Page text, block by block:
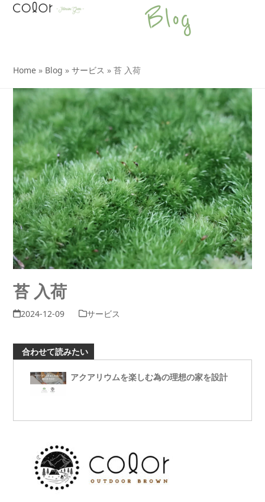
SkipOpen
Close
Blog
Home » Blog »サービス »苔 入荷
苔 入荷
2024-12-09 サービス
合わせて読みたい
アクアリウムを楽しむ為の理想の家を設計